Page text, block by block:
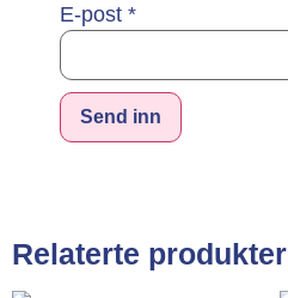
E-post *
Relaterte produkter